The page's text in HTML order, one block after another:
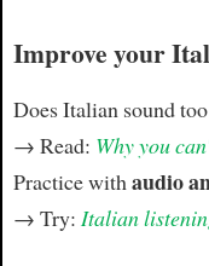
Improve your
Does Italian sound
→ Read: Why you
Practice with audio
→ Try: Italian